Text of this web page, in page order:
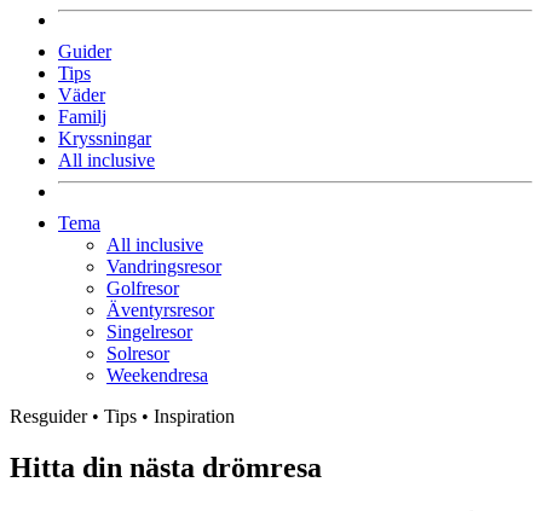
Guider
Tips
Väder
Familj
Kryssningar
All inclusive
Tema
All inclusive
Vandringsresor
Golfresor
Äventyrsresor
Singelresor
Solresor
Weekendresa
Resguider • Tips • Inspiration
Hitta din nästa drömresa